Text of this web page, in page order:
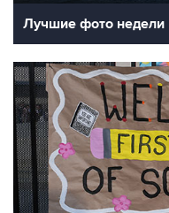
Лучшие фото недели